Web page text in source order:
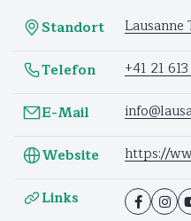
Standort
Lausanne
Telefon
+41 21
E-Mail
Website
https://
Links